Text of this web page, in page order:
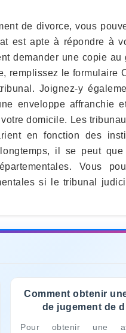
de divorce, vous
est apte à répondre à
demander une copie au
remplissez le formulaire
Joignez-y
enveloppe affranchie
domicile. Les
en fonction des
il se peut
Vous
si le tribunal
Comment obtenir
de jugement de
Pour obtenir une